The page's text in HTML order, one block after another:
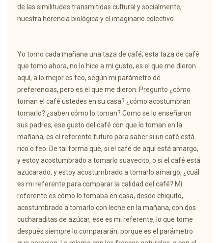
de las similitudes transmitidas cultural y socialmente,
nuestra herencia biológica y el imaginario colectivo.
Yo tomo cada mañana una taza de café; esta taza de café
que tomo ahora, no lo hice a mi gusto, es el que me dieron
aquí, a lo mejor es feo, según mi parámetro de
preferencias, pero es el que me dieron. Pregunto ¿cómo
toman el café ustedes en su casa? ¿cómo acostumbran
tomarlo? ¿saben cómo lo toman? Como se lo enseñaron
sus padres; ese gusto del café con que lo toman en la
mañana, es el referente futuro para saber si un café está
rico o feo. De tal forma que, si el café de aquí está amargo,
y estoy acostumbrado a tomarlo suavecito, o si el café está
azucarado, y estoy acostumbrado a tomarlo amargo, ¿cuál
es mi referente para comparar la calidad del café? Mi
referente es cómo lo tomaba en casa, desde chiquito,
acostumbrado a tomarlo con leche en la mañana, con dos
cucharaditas de azúcar, ese es mi referente, lo que tome
después siempre lo compararán, porque es el parámetro